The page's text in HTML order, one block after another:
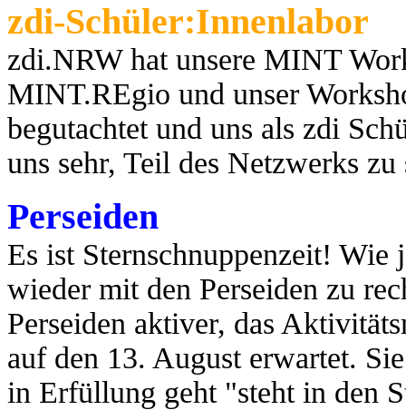
zdi-Schüler:Innenlabor
zdi.NRW hat unsere MINT
MINT.REgio und unser
begutachtet und uns als zdi
uns sehr, Teil des Netzwerks
Perseiden
Es ist Sternschnuppenzeit! Wie
wieder mit den Perseiden zu
Perseiden aktiver, das
auf den 13. August erwartet.
in Erfüllung geht "steht in den